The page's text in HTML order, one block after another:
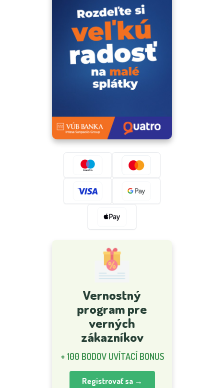
Vernostný
program pre
verných
zákazníkov
+ 100 BODOV UVÍTACÍ BONUS
Registrovať sa →